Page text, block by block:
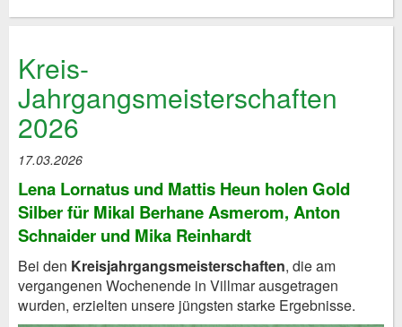
Kreis-
Jahrgangsmeisterschaften
2026
17.03.2026
Lena Lornatus und Mattis Heun holen Gold
Silber für Mikal Berhane Asmerom, Anton
Schnaider und Mika Reinhardt
Bei den Kreisjahrgangsmeisterschaften, die am
vergangenen Wochenende in Villmar ausgetragen
wurden, erzielten unsere jüngsten starke Ergebnisse.